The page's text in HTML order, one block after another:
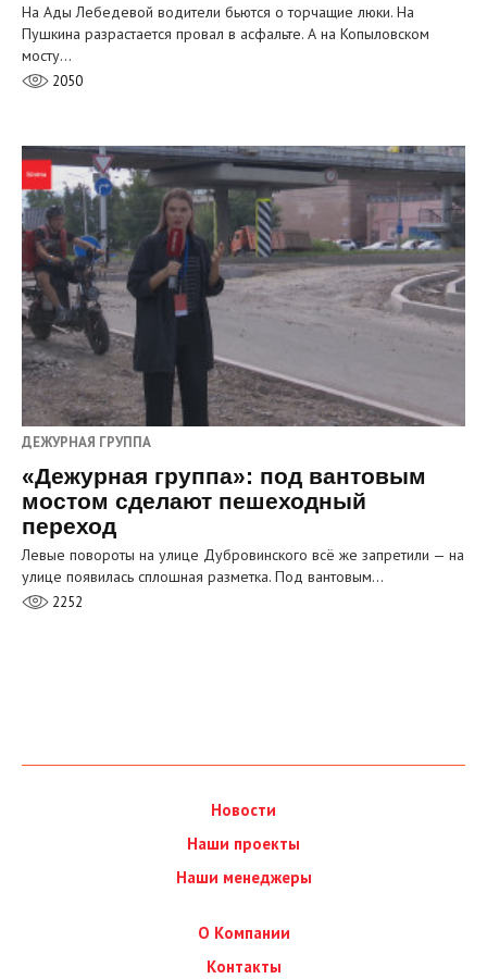
На Ады Лебедевой водители бьются о торчащие люки. На
Пушкина разрастается провал в асфальте. А на Копыловском
мосту…
2050
ДЕЖУРНАЯ ГРУППА
«Дежурная группа»: под вантовым
мостом сделают пешеходный
переход
Левые повороты на улице Дубровинского всё же запретили — на
улице появилась сплошная разметка. Под вантовым…
2252
Новости
Наши проекты
Наши менеджеры
О Компании
Контакты